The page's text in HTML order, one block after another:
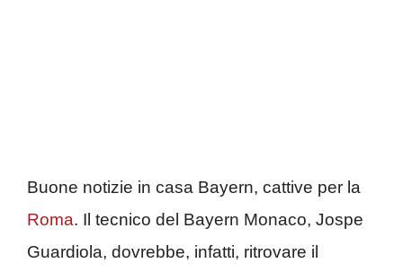
Buone notizie in casa Bayern, cattive per la
Roma. Il tecnico del Bayern Monaco, Jospe
Guardiola, dovrebbe, infatti, ritrovare il